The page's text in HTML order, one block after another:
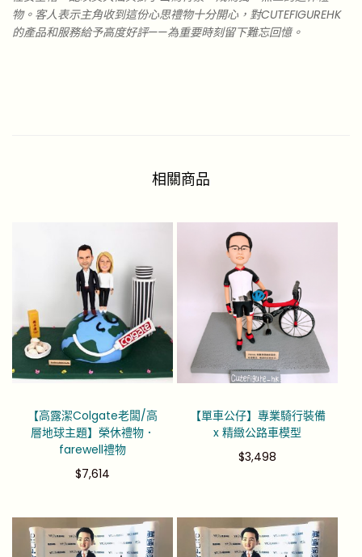
物。客人表示主角收到這份心思禮物十分開心，對CUTEFIGUREHK
的產品和服務給予高度好評——為重要時刻留下難忘回憶。
相關商品
【高露潔Colgate老闆/高
層地球主題】榮休禮物．
farewell禮物
$7,614
【單車公仔】專業騎行裝備
x 精緻公路車模型
$3,498